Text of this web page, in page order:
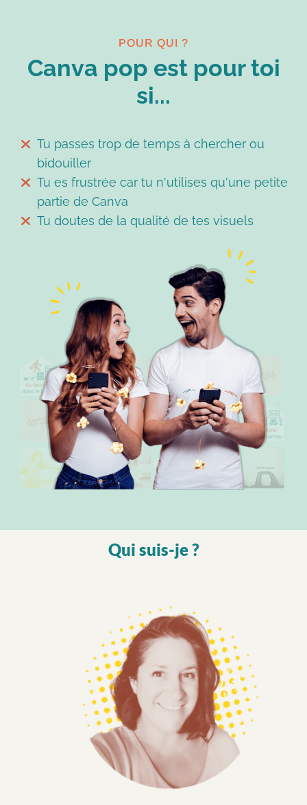
POUR QUI ?
Canva pop est pour toi
si...
Tu passes trop de temps à chercher ou
bidouiller
Tu es frustrée car tu n'utilises qu'une petite
partie de Canva
Tu doutes de la qualité de tes visuels
Qui suis-je ?